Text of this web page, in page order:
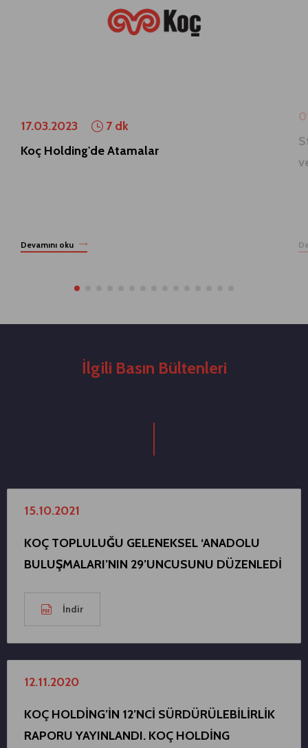
17.03.2023
7 dk
Koç Holding'de Atamalar
Devamını oku
İlgili Basın Bültenleri
15.10.2021
KOÇ TOPLULUĞU GELENEKSEL ‘ANADOLU
BULUŞMALARI’NIN 29’UNCUSUNU DÜZENLEDİ
İndir
12.11.2020
KOÇ HOLDİNG’İN 12’NCİ SÜRDÜRÜLEBİLİRLİK
RAPORU YAYINLANDI. KOÇ HOLDİNG